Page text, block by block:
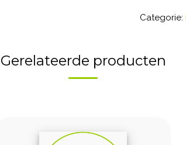
Categorie:
Gerelateerde producten